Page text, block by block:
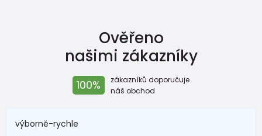
Ověřeno
našimi zákazníky
100%
zákazníků doporučuje
náš obchod
výborně-rychle